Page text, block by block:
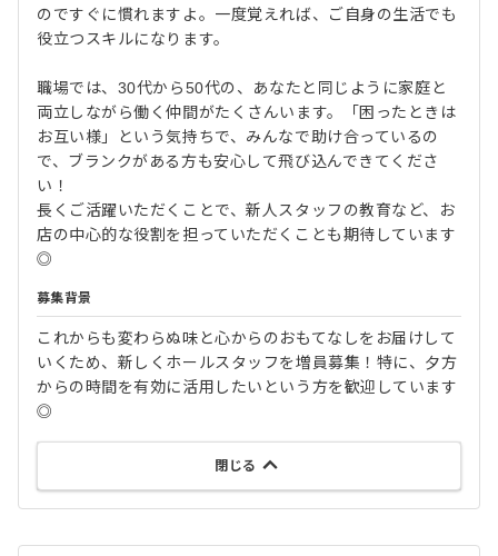
のですぐに慣れますよ。一度覚えれば、ご自身の生活でも
役立つスキルになります。
職場では、30代から50代の、あなたと同じように家庭と
両立しながら働く仲間がたくさんいます。「困ったときは
お互い様」という気持ちで、みんなで助け合っているの
で、ブランクがある方も安心して飛び込んできてくださ
い！
長くご活躍いただくことで、新人スタッフの教育など、お
店の中心的な役割を担っていただくことも期待しています
◎
募集背景
これからも変わらぬ味と心からのおもてなしをお届けして
いくため、新しくホールスタッフを増員募集！特に、夕方
からの時間を有効に活用したいという方を歓迎しています
◎
閉じる